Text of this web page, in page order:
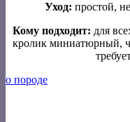
Уход: простой,
Кому подходит: для
кролик миниатюрный,
о породе